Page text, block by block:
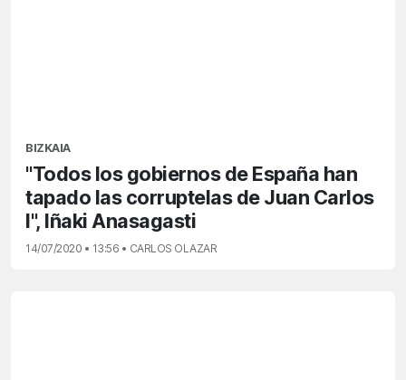
BIZKAIA
"Todos los gobiernos de España han
tapado las corruptelas de Juan Carlos
I", Iñaki Anasagasti
14/07/2020 • 13:56 • CARLOS OLAZAR